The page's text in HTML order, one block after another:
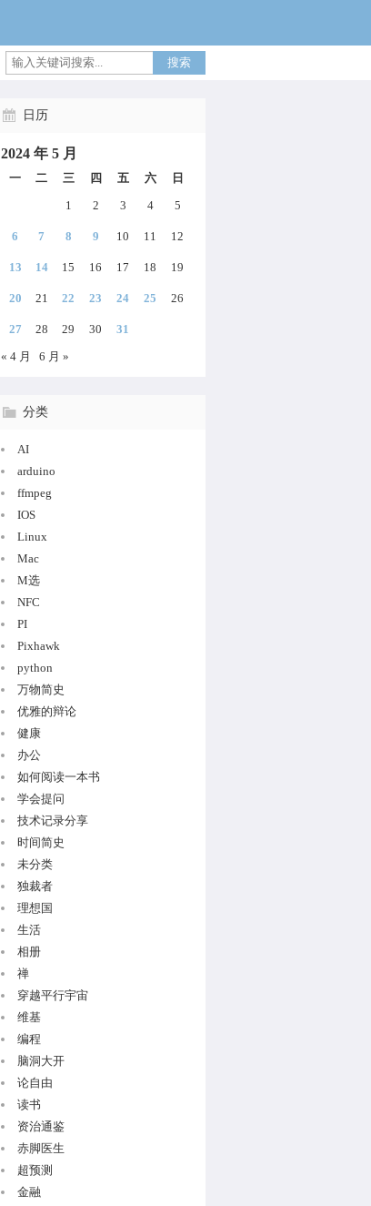
搜索
日历
2024 年 5 月
一 二 三 四 五 六
日
1
2 3 4 5
6 7 8 9 10 11 12
13 14 15 16 17 18 19
20 21 22 23 24 25 26
27 28 29 30
31
« 4 月
6 月 »
分类
AI
arduino
ffmpeg
IOS
Linux
Mac
M选
NFC
PI
Pixhawk
python
万物简史
优雅的辩论
健康
办公
如何阅读一本书
学会提问
技术记录分享
时间简史
未分类
独裁者
理想国
生活
相册
禅
穿越平行宇宙
维基
编程
脑洞大开
论自由
读书
资治通鉴
赤脚医生
超预测
金融